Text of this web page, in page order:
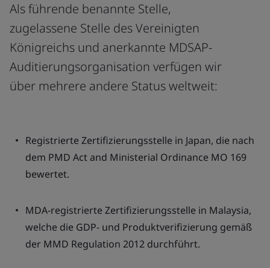
Als führende benannte Stelle,
zugelassene Stelle des Vereinigten
Königreichs und anerkannte MDSAP-
Auditierungsorganisation verfügen wir
über mehrere andere Status weltweit:
Registrierte Zertifizierungsstelle in Japan, die nach
dem PMD Act and Ministerial Ordinance MO 169
bewertet.
MDA-registrierte Zertifizierungsstelle in Malaysia,
welche die GDP- und Produktverifizierung gemäß
der MMD Regulation 2012 durchführt.